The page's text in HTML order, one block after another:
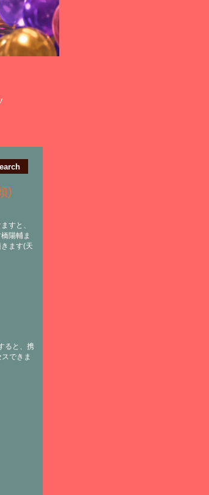
)
すと、
陽輔ま
ます(天
ると、携
できま